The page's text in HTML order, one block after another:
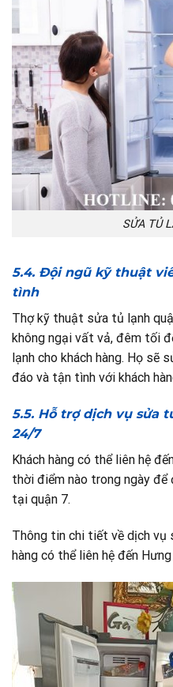
SỬA TỦ
5.4. Đội ngũ kỹ thuật
tình
Thợ kỹ thuật sửa tủ lạnh
không ngại vất vả, đêm tối
lạnh cho khách hàng. Họ sẽ
đáo và tận tình với khách
5.5. Hỗ trợ dịch vụ sửa
24/7
Khách hàng có thể liên hệ
thời điểm nào trong ngày
tại quận 7.
Thông tin chi tiết về dịch vụ
hàng có thể liên hệ đến